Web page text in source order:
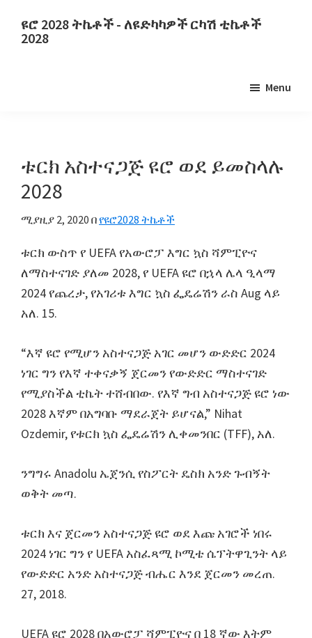
ዋናውዩሮ 2028 ትኬቶች - ለዩድካካዎች ርካሽ ቲኬቶች
2028
የዩኤፋ
ዋልያ
የእግር
ኳስ
ትኬቶች,
Wemby
ለንደን,
ማንቸስተር,
ቪል
ፓርክ
Menu
ቱርክ አስተናጋጅ ዩሮ ወደ ይመስላሉ
2028
ሚያዚያ 2, 2020 በየዩሮ2028 ትኬቶች
ቱርክ ውስጥ የ UEFA የአውሮፓ እግር ኳስ ሻምፒዮና
ለማስተናገድ ያለመ 2028, የ UEFA ዩሮ በኋላ ሌላ ዒላማ
2024 የጨረታ, የአገሪቱ እግር ኳስ ፌዴሬሽን ራስ Aug ላይ
አለ. 15.
“እኛ ዩሮ የሚሆን አስተናጋጅ አገር መሆን ውድድር 2024
ነገር ግን የእኛ ተቀናቃኝ ጀርመን የውድድር ማስተናገድ
የሚያስችል ቲኬት ተሸብበው. የእኛ ግብ አስተናጋጅ ዩሮ ነው
2028 እኛም በአግባቡ ማደራጀት ይሆናል,” Nihat
Ozdemir, የቱርክ ኳስ ፌዴሬሽን ሊቀመንበር (TFF), አለ.
ንግግሩ Anadolu ኤጀንሲ የስፖርት ዴስክ አንድ ጉብኝት
ወቅት መጣ.
ቱርክ እና ጀርመን አስተናጋጅ ዩሮ ወደ እጩ አገሮች ነበሩ
2024 ነገር ግን የ UEFA አስፈጻሚ ኮሚቴ ሴፕትዋጊንት ላይ
የውድድር አንድ አስተናጋጅ ብሔር እንደ ጀርመን መረጠ.
27, 2018.
UEFA ዩሮ 2028 በአውሮፓ ሻምፒዮና በ 18 ኛው እትም